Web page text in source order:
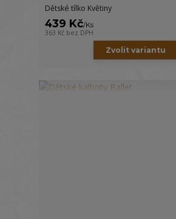
Dětské tílko Květiny
439 Kč/Ks
363 Kč bez DPH
Zvolit variantu